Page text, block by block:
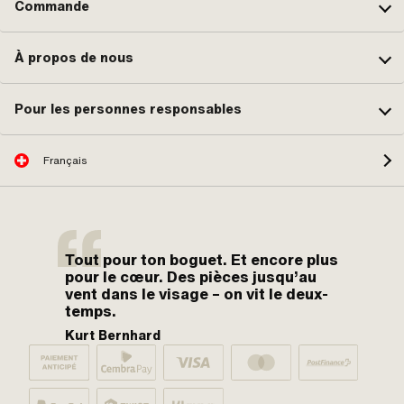
Commande
À propos de nous
Pour les personnes responsables
Français
Tout pour ton boguet. Et encore plus
pour le cœur. Des pièces jusqu’au
vent dans le visage – on vit le deux-
temps.
Kurt Bernhard